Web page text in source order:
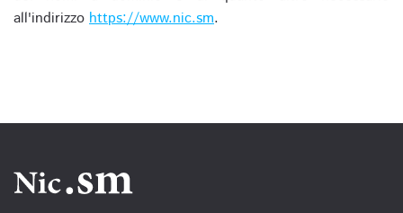
all'indirizzo https://www.nic.sm.